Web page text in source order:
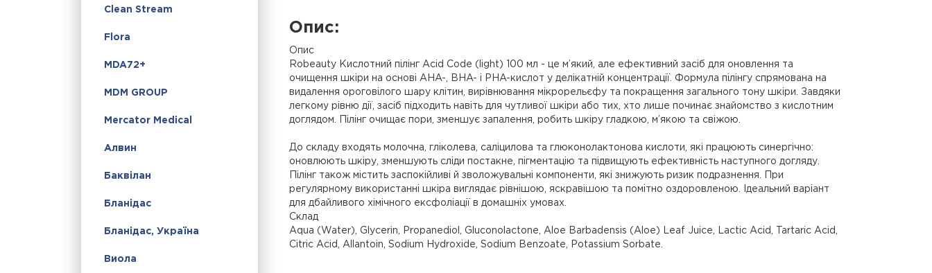
Clean Stream
Flora
MDA72+
MDM GROUP
Mercator Medical
Алвин
Баквілан
Бланідас
Бланідас, Україна
Виола
Опис:
Опис
Robeauty Кислотний пілінг Acid Code (light) 100 мл - це м’який, але ефективний засіб для оновлення та
очищення шкіри на основі AHA-, BHA- і PHA-кислот у делікатній концентрації. Формула пілінгу спрямована на
видалення ороговілого шару клітин, вирівнювання мікрорельєфу та покращення загального тону шкіри. Завдяки
легкому рівню дії, засіб підходить навіть для чутливої шкіри або тих, хто лише починає знайомство з кислотним
доглядом. Пілінг очищає пори, зменшує запалення, робить шкіру гладкою, м’якою та свіжою.
До складу входять молочна, гліколева, саліцилова та глюконолактонова кислоти, які працюють синергічно:
оновлюють шкіру, зменшують сліди постакне, пігментацію та підвищують ефективність наступного догляду.
Пілінг також містить заспокійливі й зволожувальні компоненти, які знижують ризик подразнення. При
регулярному використанні шкіра виглядає рівнішою, яскравішою та помітно оздоровленою. Ідеальний варіант
для дбайливого хімічного ексфоліації в домашніх умовах.
Склад
Aqua (Water), Glycerin, Propanediol, Gluconolactone, Aloe Barbadensis (Aloe) Leaf Juice, Lactic Acid, Tartaric Acid,
Citric Acid, Allantoin, Sodium Hydroxide, Sodium Benzoate, Potassium Sorbate.